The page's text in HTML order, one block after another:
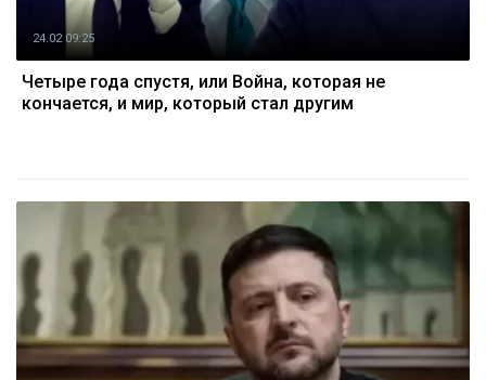
24.02 09:25
Четыре года спустя, или Война, которая не
кончается, и мир, который стал другим